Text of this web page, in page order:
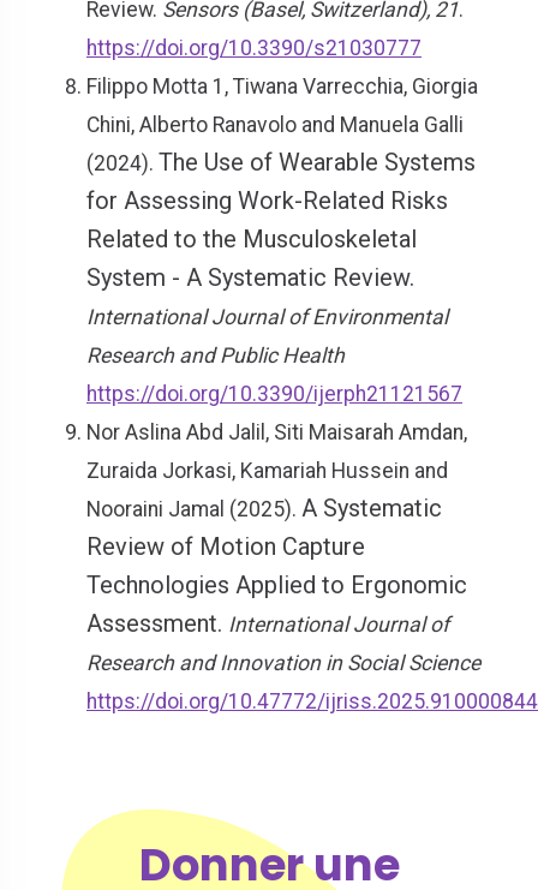
Review. Sensors (Basel, Switzerland), 21.
https://doi.org/10.3390/s21030777
Filippo Motta 1, Tiwana Varrecchia, Giorgia
Chini, Alberto Ranavolo and Manuela Galli
(2024). The Use of Wearable Systems
for Assessing Work-Related Risks
Related to the Musculoskeletal
System - A Systematic Review.
International Journal of Environmental
Research and Public Health
https://doi.org/10.3390/ijerph21121567
Nor Aslina Abd Jalil, Siti Maisarah Amdan,
Zuraida Jorkasi, Kamariah Hussein and
Nooraini Jamal (2025). A Systematic
Review of Motion Capture
Technologies Applied to Ergonomic
Assessment. International Journal of
Research and Innovation in Social Science
https://doi.org/10.47772/ijriss.2025.910000844
Donner une